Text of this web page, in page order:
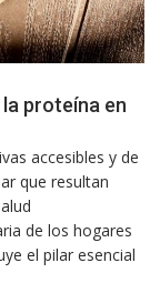
proteína en
accesibles y de
que resultan
de los hogares
el pilar esencial